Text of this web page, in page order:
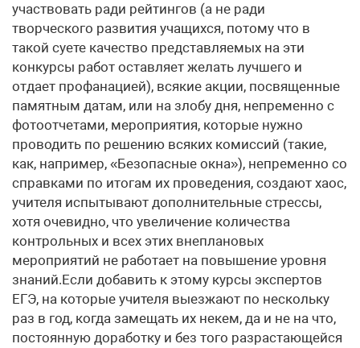
участвовать ради рейтингов (а не ради
творческого развития учащихся, потому что в
такой суете качество представляемых на эти
конкурсы работ оставляет желать лучшего и
отдает профанацией), всякие акции, посвященные
памятным датам, или на злобу дня, непременно с
фотоотчетами, мероприятия, которые нужно
проводить по решению всяких комиссий (такие,
как, например, «Безопасные окна»), непременно со
справками по итогам их проведения, создают хаос,
учителя испытывают дополнительные стрессы,
хотя очевидно, что увеличение количества
контрольных и всех этих внеплановых
мероприятий не работает на повышение уровня
знаний.Если добавить к этому курсы экспертов
ЕГЭ, на которые учителя выезжают по нескольку
раз в год, когда замещать их некем, да и не на что,
постоянную доработку и без того разрастающейся